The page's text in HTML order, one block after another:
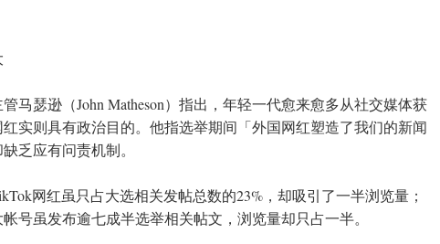
马瑟逊（John Matheson）指出，年轻一代愈来愈多从社交媒体获
实则具有政治目的。他指选举期间「外国网红塑造了我们的新闻
乏应有问责机制。
网红虽只占大选相关发帖总数的23%，却吸引了一半浏览量；
号虽发布逾七成半选举相关帖文，浏览量却只占一半。